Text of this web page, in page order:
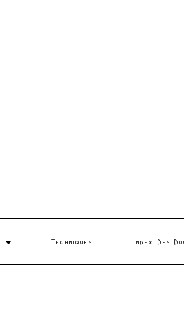
Techniques Index Des